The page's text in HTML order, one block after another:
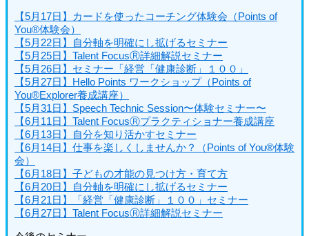
【5月17日】カードを使ったコーチング体験会（Points of
You®体験会）
【5月22日】自分軸を明確にし拡げるセミナー
【5月25日】Talent FocusⓇ詳細解説セミナー
【5月26日】セミナー「経営「健康診断」１００」
【5月27日】Hello Points ワークショップ（Points of
You®Explorer養成講座）
【5月31日】Speech Technic Session〜体験セミナー〜
【6月11日】Talent FocusⓇプラクティショナー養成講座
【6月13日】自分を知り活かすセミナー
【6月14日】仕事を楽しくしませんか？（Points of You®体験
会）
【6月18日】子どもの才能の見つけ方・育て方
【6月20日】自分軸を明確にし拡げるセミナー
【6月21日】「経営「健康診断」１００」セミナー
【6月27日】Talent FocusⓇ詳細解説セミナー